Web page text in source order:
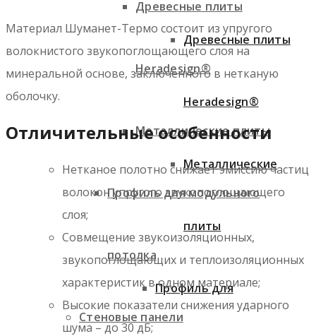
Древесные плиты
Heradesign®
Металлические плиты
Профиль для модульного
потолка
Стеновые панели
Древесные плиты
Heradesign®
Металлические
плиты
Профиль для
Материал Шуманет-Термо состоит из упругого
волокнистого звукопоглощающего слоя на
минеральной основе, заключенного в нетканую
оболочку.
Отличительные особенности
Нетканое полотно снижает эмиссию частиц
волокон упругого звукопоглощающего
слоя;
Совмещение звукоизоляционных,
звукопоглощающих и теплоизоляционных
характеристик в одном материале;
Высокие показатели снижения ударного
шума – до 30 дБ;